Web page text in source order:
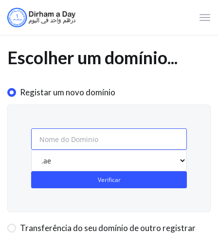
Escolher um domínio...
Registar um novo domínio
Verificar
Transferência do seu domínio de outro registrar